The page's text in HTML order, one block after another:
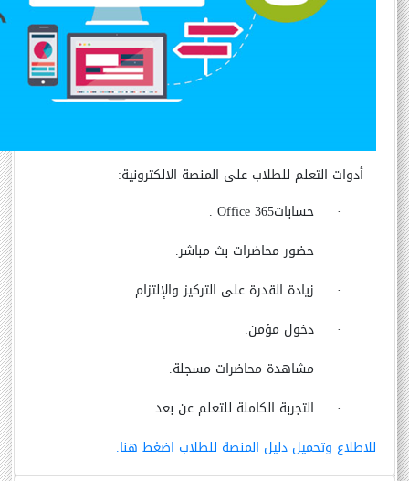
أدوات التعلم للطلاب على المنصة الالكترونية:
·
حساباتOffice 365
.
·
حضور محاضرات بث مباشر.
·
زيادة القدرة على التركيز والإلتزام .
·
دخول مؤمن.
·
مشاهدة محاضرات مسجلة.
·
التجربة الكاملة للتعلم عن بعد .
للاطلاع وتحميل دليل المنصة للطلاب اضغط هنا.